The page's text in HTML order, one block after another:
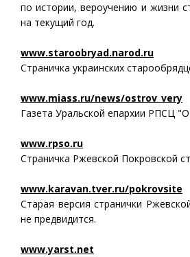
по истории, вероучению и жизни
на текущий год.
www.staroobryad.narod.ru
Страничка украинских
www.miass.ru/news/ostrov_very
Газета Уральской епархии РПСЦ
www.rpso.ru
Страничка Ржевской Покровской
www.karavan.tver.ru/pokrovsite
Старая версия странички
не предвидится.
www.yarst.net